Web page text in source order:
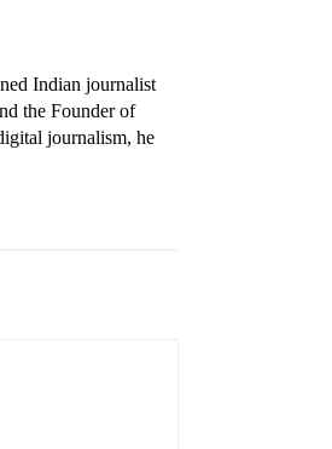
Indian journalist
the Founder of
journalism, he